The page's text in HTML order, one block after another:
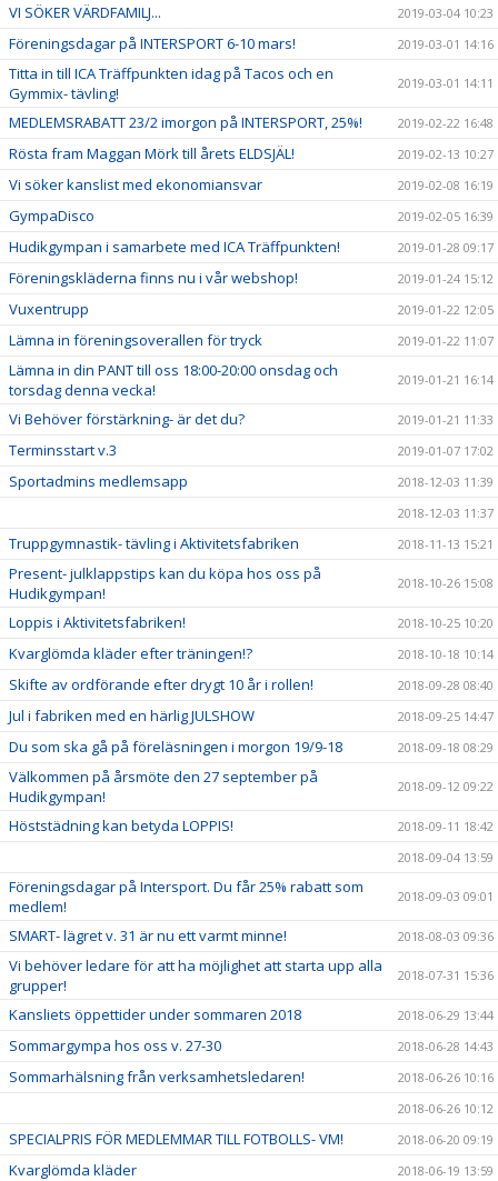
VI SÖKER VÄRDFAMILJ... 2019-03-04 10:23
Föreningsdagar på INTERSPORT 6-10 mars! 2019-03-01 14:16
Titta in till ICA Träffpunkten idag på Tacos och en
Gymmix- tävling!
2019-03-01 14:11
MEDLEMSRABATT 23/2 imorgon på INTERSPORT, 25%! 2019-02-22 16:48
Rösta fram Maggan Mörk till årets ELDSJÄL! 2019-02-13 10:27
Vi söker kanslist med ekonomiansvar 2019-02-08 16:19
GympaDisco 2019-02-05 16:39
Hudikgympan i samarbete med ICA Träffpunkten! 2019-01-28 09:17
Föreningskläderna finns nu i vår webshop! 2019-01-24 15:12
Vuxentrupp 2019-01-22 12:05
Lämna in föreningsoverallen för tryck 2019-01-22 11:07
Lämna in din PANT till oss 18:00-20:00 onsdag och
torsdag denna vecka!
2019-01-21 16:14
Vi Behöver förstärkning- är det du? 2019-01-21 11:33
Terminsstart v.3 2019-01-07 17:02
Sportadmins medlemsapp
2018-12-03 11:39
2018-12-03 11:37
Truppgymnastik- tävling i Aktivitetsfabriken 2018-11-13 15:21
Present- julklappstips kan du köpa hos oss på
Hudikgympan!
2018-10-26 15:08
Loppis i Aktivitetsfabriken! 2018-10-25 10:20
Kvarglömda kläder efter träningen!? 2018-10-18 10:14
Skifte av ordförande efter drygt 10 år i rollen! 2018-09-28 08:40
Jul i fabriken med en härlig JULSHOW 2018-09-25 14:47
Du som ska gå på föreläsningen i morgon 19/9-18 2018-09-18 08:29
Välkommen på årsmöte den 27 september på
Hudikgympan!
2018-09-12 09:22
Höststädning kan betyda LOPPIS!
2018-09-11 18:42
2018-09-04 13:59
Föreningsdagar på Intersport. Du får 25% rabatt som
medlem!
2018-09-03 09:01
SMART- lägret v. 31 är nu ett varmt minne! 2018-08-03 09:36
Vi behöver ledare för att ha möjlighet att starta upp alla
grupper!
2018-07-31 15:36
Kansliets öppettider under sommaren 2018 2018-06-29 13:44
Sommargympa hos oss v. 27-30 2018-06-28 14:43
Sommarhälsning från verksamhetsledaren!
2018-06-26 10:16
2018-06-26 10:12
SPECIALPRIS FÖR MEDLEMMAR TILL FOTBOLLS- VM! 2018-06-20 09:19
Kvarglömda kläder 2018-06-19 13:59